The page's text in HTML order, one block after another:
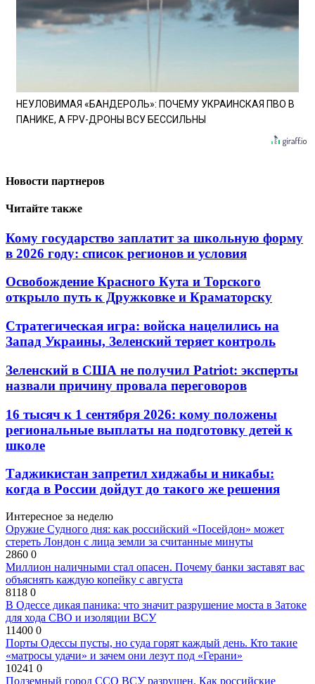
НЕУЛОВИМАЯ «БАНДЕРОЛЬ»: ПОЧЕМУ УКРАИНСКАЯ ПВО В
ПАНИКЕ, А FPV-ДРОНЫ ВСУ БЕССИЛЬНЫ
Новости партнеров
Читайте также
Кому государство заплатит за школьную форму
в 2026 году: список регионов и условия
Освобождение Красного Кута и Торского
открыло путь к Дружковке и Краматорску
Стратегическая игра: войска нацелились на
Запад Украины, Зеленский теряет контроль
Зеленский в США не получил Patriot: эксперты
назвали причину провала переговоров
16 тысяч к 1 сентября 2026: кому положены
региональные выплаты на подготовку детей к
школе
Таджикистан запретил хиджабы и никабы:
когда в России дойдут до такого же решения
Интересное за неделю
Оружие Судного дня: как российский «Посейдон» может
стереть Лондон с лица земли за считанные минуты
2860 0
Миллион наличными стал опасен. Почему банки заставят вас
объяснять каждую копейку с августа
8118 0
В Одессе дикая паника: что значит разрушение моста в Затоке
для хода СВО и изоляции ВСУ
11400 0
Порты Одессы пусты, но суда горят каждый день. Кто такие
«матросы удачи» и зачем они лезут под «Герани»
10241 0
Подземный город ССО ВСУ разрушен. Как российские